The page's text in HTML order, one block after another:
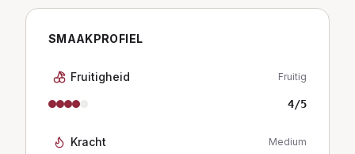
SMAAKPROFIEL
Fruitigheid Fruitig
4/5
Kracht Medium